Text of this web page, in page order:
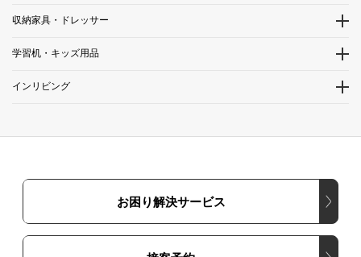
収納家具・ドレッサー
学習机・キッズ用品
インリビング
お困り解決サービス